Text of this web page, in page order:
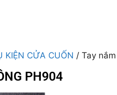
KIỆN CỬA CUỐN / Tay
PH904